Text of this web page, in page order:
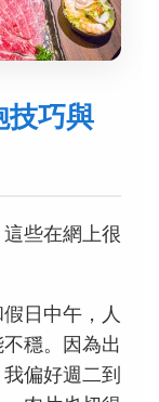
技巧與
些在網上很
日中午，人
穩。因為出
偏好週二到